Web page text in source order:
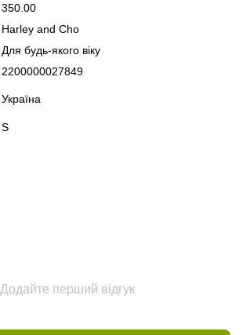
350.00
Harley and Cho
Для будь-якого віку
2200000027849
Україна
S
Додайте перший відгук